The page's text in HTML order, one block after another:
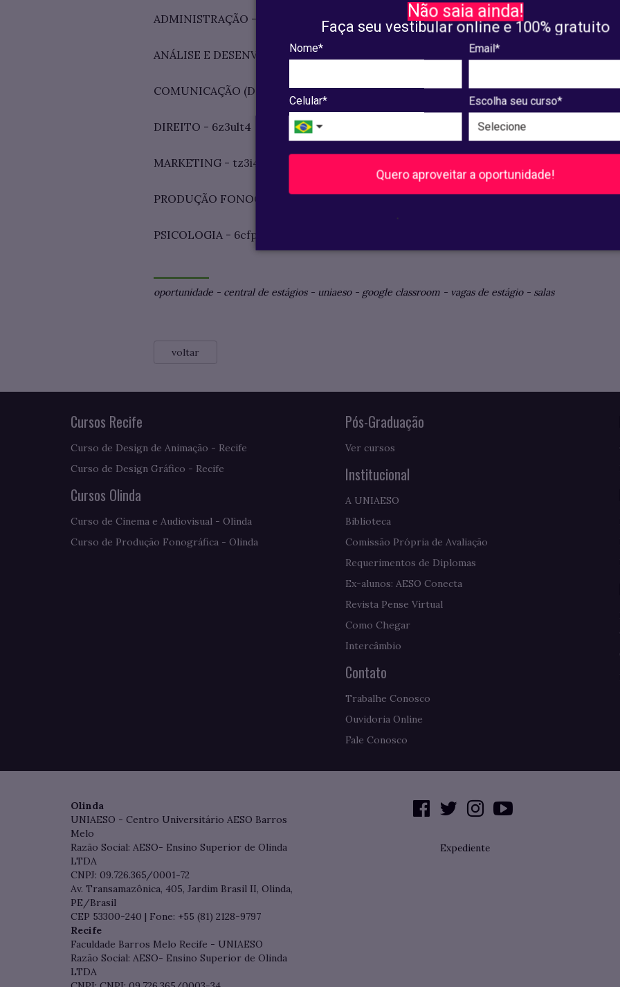
Não saia ainda!
Faça seu vestibular online e 100% gratuito
Nome* Email*
Celular* Escolha seu curso*
Quero aproveitar a oportunidade!
.
ADMINISTRAÇÃO - atjg2b7
ANÁLISE E DESENVOLVIMENTO DE SISTEMAS - y5nu7le
COMUNICAÇÃO (Design Gráfico, Design de Animação, Cinema e Audiovisual,
DIREITO - 6z3ult4
MARKETING - tz3i465
PRODUÇÃO FONOGRÁFICA - xgfjrl2
PSICOLOGIA - 6cfpxgc
oportunidade - central de estágios- uniaeso- google classroom - vagas de estágio- salas
voltar
Cursos Recife
Curso de Design de Animação - Recife
Curso de Design Gráfico - Recife
Cursos Olinda
Curso de Cinema e Audiovisual - Olinda
Curso de Produção Fonográfica - Olinda
Pós-Graduação
Ver cursos
Institucional
A UNIAESO
Biblioteca
Comissão Própria de Avaliação
Requerimentos de Diplomas
Ex-alunos: AESO Conecta
Revista Pense Virtual
Como Chegar
Intercâmbio
Contato
Trabalhe Conosco
Ouvidoria Online
Fale Conosco
Olinda
UNIAESO - Centro Universitário AESO Barros
Melo
Razão Social: AESO- Ensino Superior de Olinda
LTDA
CNPJ: 09.726.365/0001-72
Av. Transamazônica, 405, Jardim Brasil II, Olinda,
PE/Brasil
CEP 53300-240 | Fone: +55 (81) 2128-9797
Recife
Faculdade Barros Melo Recife - UNIAESO
Razão Social: AESO- Ensino Superior de Olinda
LTDA
Expediente